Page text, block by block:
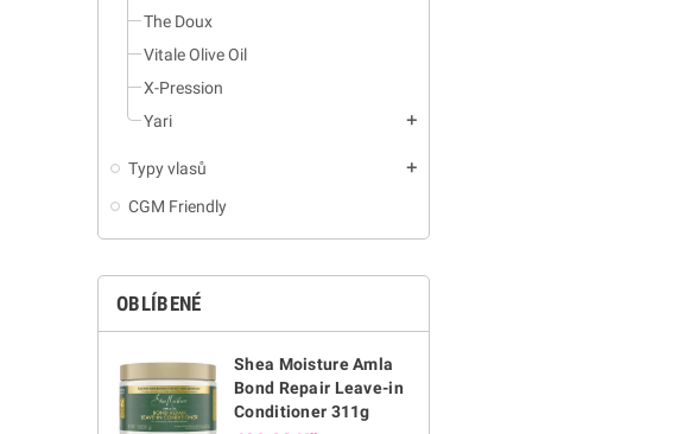
The Doux
Vitale Olive Oil
X-Pression
Yari
add
Typy vlasů add
CGM Friendly
OBLÍBENÉ
Shea Moisture Amla
Bond Repair Leave-in
Conditioner 311g